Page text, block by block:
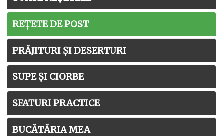
REȚETE DE POST
PRĂJITURI ȘI DESERTURI
SUPE ȘI CIORBE
SFATURI PRACTICE
BUCĂTĂRIA MEA